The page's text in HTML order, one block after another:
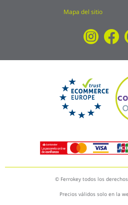
Mapa del sitio
© Ferrokey todos los
Precios válidos solo en la